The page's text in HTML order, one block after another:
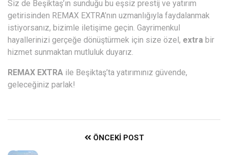
Siz de Beşiktaş’ın sunduğu bu eşsiz prestij ve yatırım
getirisinden REMAX EXTRA’nın uzmanlığıyla faydalanmak
istiyorsanız, bizimle iletişime geçin. Gayrimenkul
hayallerinizi gerçeğe dönüştürmek için size özel, extra bir
hizmet sunmaktan mutluluk duyarız.
REMAX EXTRA ile Beşiktaş’ta yatırımınız güvende,
geleceğiniz parlak!
ÖNCEKI POST